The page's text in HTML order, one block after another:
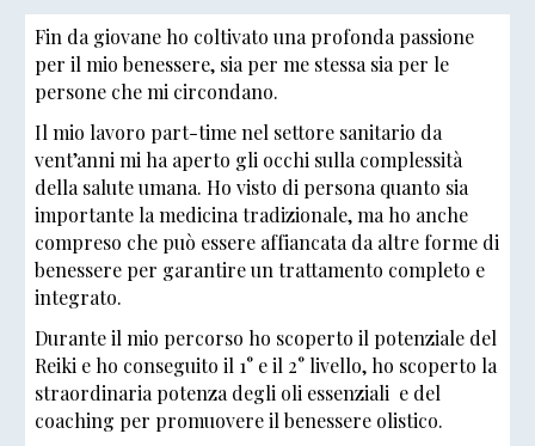
Fin da giovane ho coltivato una profonda passione
per il mio benessere, sia per me stessa sia per le
persone che mi circondano.
Il mio lavoro part-time nel settore sanitario da
vent’anni mi ha aperto gli occhi sulla complessità
della salute umana. Ho visto di persona quanto sia
importante la medicina tradizionale, ma ho anche
compreso che può essere affiancata da altre forme di
benessere per garantire un trattamento completo e
integrato.
Durante il mio percorso ho scoperto il potenziale del
Reiki e ho conseguito il 1° e il 2° livello, ho scoperto la
straordinaria potenza degli oli essenziali e del
coaching per promuovere il benessere olistico.